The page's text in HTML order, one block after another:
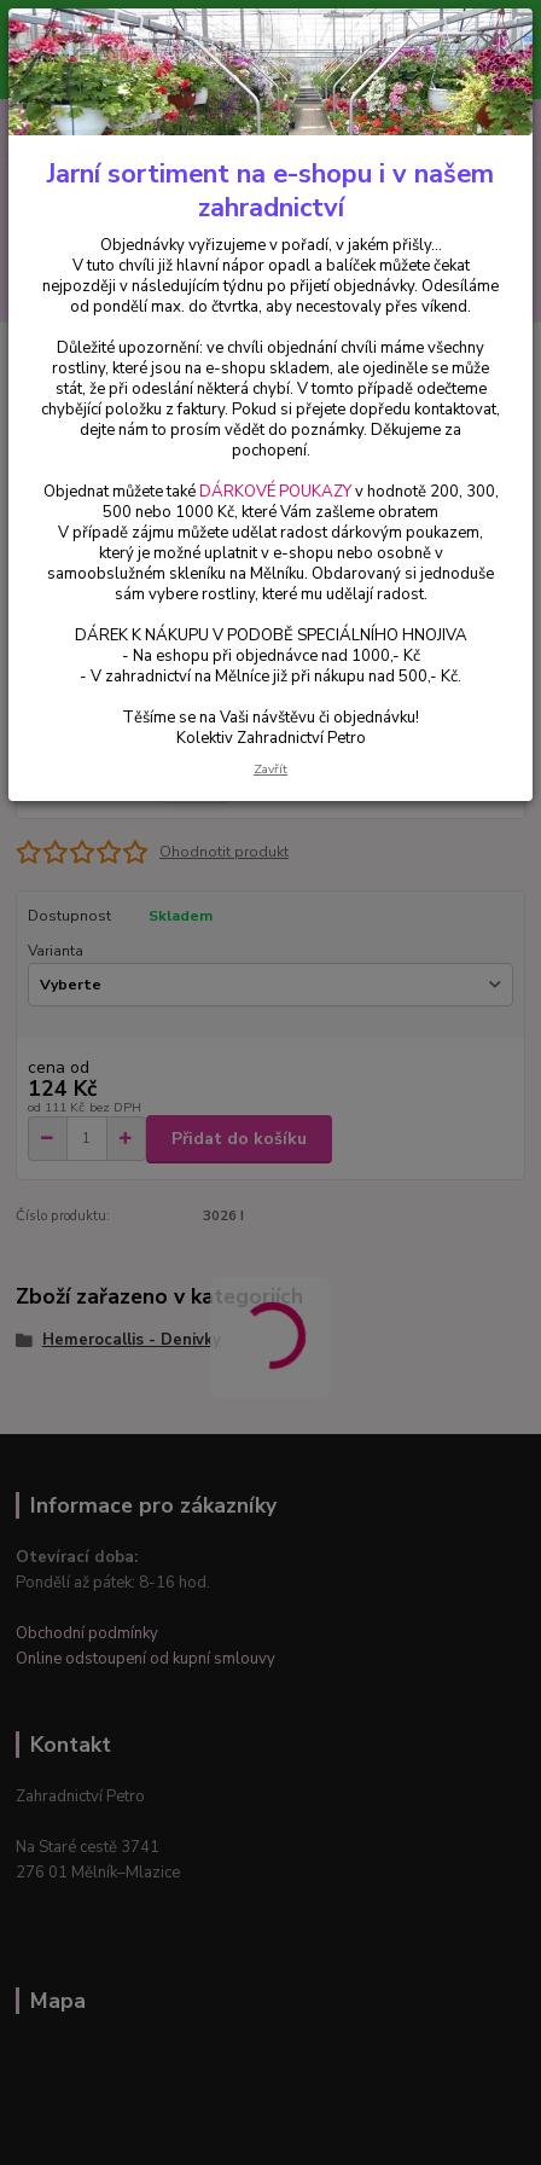
Minimální hodnota pro odeslání z e-shopu je 300 Kč.
V tuto chvíli již hlavní nápor objednávek opadl a balíček můžete čekat
nejpozději v následujícím týdnu po přijetí objednávky. Objednávky
vyřizujeme v pořadí, v jakém přišly...
CZK
Hledat
+420 602 223 614 0ks
za0 Kč
Hemerocallis - Denivky Hemerocallis -Denivka, Cosmopolitan
Hemerocallis -Denivka,
Cosmopolitan
Ohodnotit produkt
Dostupnost
Skladem
Varianta
cena od
124 Kč
od 111 Kč bez DPH
Přidat do košíku
Číslo produktu: 3026 I
Zboží zařazeno v kategoriích
Hemerocallis - Denivky
Informace pro zákazníky
Otevírací doba:
Pondělí až pátek: 8-16 hod.
Obchodní podmínky
Online odstoupení od kupní smlouvy
Kontakt
Zahradnictví Petro
Na Staré cestě 3741
276 01 Mělník–Mlazice
Mapa
Jarní sortiment na e-shopu i v našem
zahradnictví
Objednávky vyřizujeme v pořadí, v jakém přišly...
V tuto chvíli již hlavní nápor opadl a balíček můžete čekat
nejpozději v následujícím týdnu po přijetí objednávky. Odesíláme
od pondělí max. do čtvrtka, aby necestovaly přes víkend.
Důležité upozornění: ve chvíli objednání chvíli máme všechny
rostliny, které jsou na e-shopu skladem, ale ojediněle se může
stát, že při odeslání některá chybí. V tomto případě odečteme
chybějící položku z faktury. Pokud si přejete dopředu kontaktovat,
dejte nám to prosím vědět do poznámky. Děkujeme za
pochopení.
Objednat můžete takéDÁRKOVÉ POUKAZYv hodnotě 200, 300,
500 nebo 1000 Kč, které Vám zašleme obratem
V případě zájmu můžete udělat radost dárkovým poukazem,
který je možné uplatnit v e-shopu nebo osobně v
samoobslužném skleníku na Mělníku. Obdarovaný si jednoduše
sám vybere rostliny, které mu udělají radost.
DÁREK K NÁKUPU V PODOBĚ SPECIÁLNÍHO HNOJIVA
- Na eshopu při objednávce nad 1000,- Kč
- V zahradnictví na Mělníce již při nákupu nad 500,- Kč.
Těšíme se na Vaši návštěvu či objednávku!
Kolektiv Zahradnictví Petro
Zavřít